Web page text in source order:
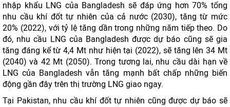
nhập khẩu LNG của Bangladesh sẽ đáp ứng hơn 70% tổng
nhu cầu khí đốt tự nhiên của cả nước (2030), tăng từ mức
20% (2022), với tỷ lệ tăng dần trong những năm tiếp theo. Do
đó, nhu cầu LNG của Bangladesh được dự báo ​​cũng sẽ gia
tăng đáng kể từ 4,4 Mt như hiện tại (2022), sẽ tăng lên 34 Mt
(2040) và 42 Mt (2050). Trong tương lai, nhu cầu dài hạn về
LNG của Bangladesh vẫn tăng mạnh bất chấp những biến
động gần đây trên thị trường LNG giao ngay.
Tại Pakistan, nhu cầu khí đốt tự nhiên cũng được dự báo sẽ